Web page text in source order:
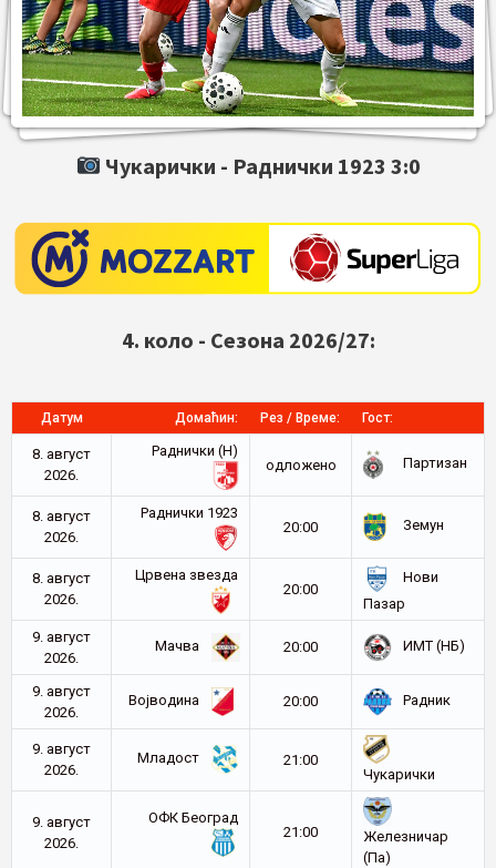
Чукарички - Раднички 1923 3:0
4. коло - Сезона 2026/27:
Датум Домаћин: Рез / Време: Гост:
8. август
2026.
Раднички (Н)
oдложено
Партизан
8. август
2026.
Раднички 1923
20:00
Земун
8. август
2026.
Црвена звезда
20:00
Нови
Пазар
9. август
2026.
Мачва 20:00 ИМТ (НБ)
9. август
2026.
Војводина 20:00 Радник
9. август
2026.
Младост
21:00
Чукарички
9. август
2026.
ОФК Београд
21:00
Железничар
(Па)